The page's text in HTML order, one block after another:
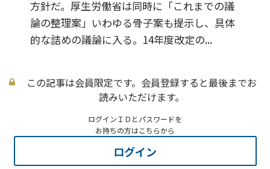
方針だ。厚生労働省は同時に「これまでの議
論の整理案」いわゆる骨子案も提示し、具体
的な詰めの議論に入る。14年度改定の...
この記事は会員限定です。会員登録すると最後までお
読みいただけます。
ログインＩＤとパスワードを
お持ちの方はこちらから
ログイン